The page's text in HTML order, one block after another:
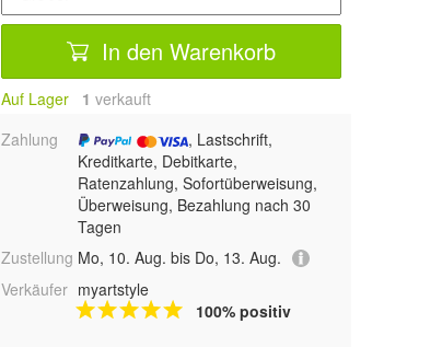
In den Warenkorb
Auf Lager 1 verkauft
Zahlung
, Lastschrift,
Kreditkarte, Debitkarte,
Ratenzahlung, Sofortüberweisung,
Überweisung, Bezahlung nach 30
Tagen
Zustellung Mo, 10. Aug. bis Do, 13. Aug.
Verkäufer myartstyle
100% positiv